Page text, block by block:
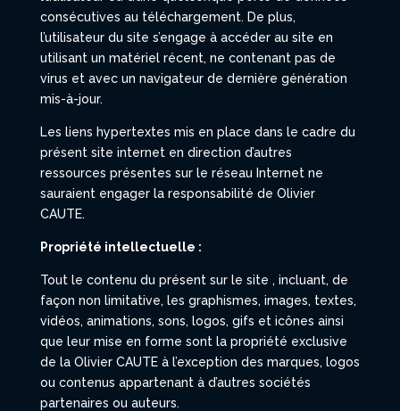
consécutives au téléchargement. De plus,
l’utilisateur du site s’engage à accéder au site en
utilisant un matériel récent, ne contenant pas de
virus et avec un navigateur de dernière génération
mis-à-jour.
Les liens hypertextes mis en place dans le cadre du
présent site internet en direction d’autres
ressources présentes sur le réseau Internet ne
sauraient engager la responsabilité de Olivier
CAUTE.
Propriété intellectuelle :
Tout le contenu du présent sur le site , incluant, de
façon non limitative, les graphismes, images, textes,
vidéos, animations, sons, logos, gifs et icônes ainsi
que leur mise en forme sont la propriété exclusive
de la Olivier CAUTE à l’exception des marques, logos
ou contenus appartenant à d’autres sociétés
partenaires ou auteurs.